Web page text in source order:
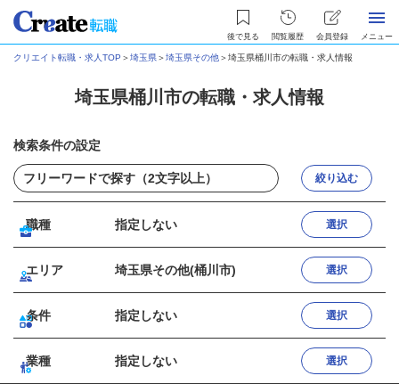
後で見る 閲覧履歴 会員登録 メニュー
クリエイト転職・求人TOP ＞埼玉県＞埼玉県その他＞埼玉県桶川市の転職・求人情報
埼玉県桶川市の転職・求人情報
検索条件の設定
絞り込む
職種 指定しない 選択
エリア 埼玉県その他(桶川市) 選択
条件 指定しない 選択
業種 指定しない 選択